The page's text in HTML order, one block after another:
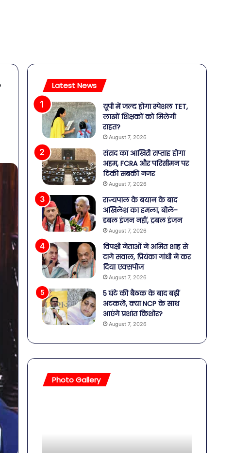
Latest News
यूपी में जल्द होगा स्पेशल TET,
लाखों शिक्षकों को मिलेगी
राहत?
August 7, 2026
संसद का आखिरी सप्ताह होगा
अहम, FCRA और परिसीमन पर
टिकी सबकी नजर
August 7, 2026
राज्यपाल के बयान के बाद
अखिलेश का हमला, बोले-
डबल इंजन नहीं, ट्रबल इंजन
August 7, 2026
विपक्षी नेताओं ने अमित शाह से
दागे सवाल, प्रियंका गांधी ने कर
दिया एक्सपोज
August 7, 2026
5 घंटे की बैठक के बाद बढ़ीं
अटकलें, क्या NCP के साथ
आएंगे प्रशांत किशोर?
August 7, 2026
Photo Gallery